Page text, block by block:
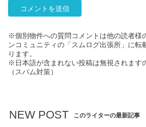
※個別物件への質問コメントは他の読者様
ンコミュニティの「スムログ出張所」に転
ります。
※日本語が含まれない投稿は無視されます
（スパム対策）
NEW POST このライターの最新記事